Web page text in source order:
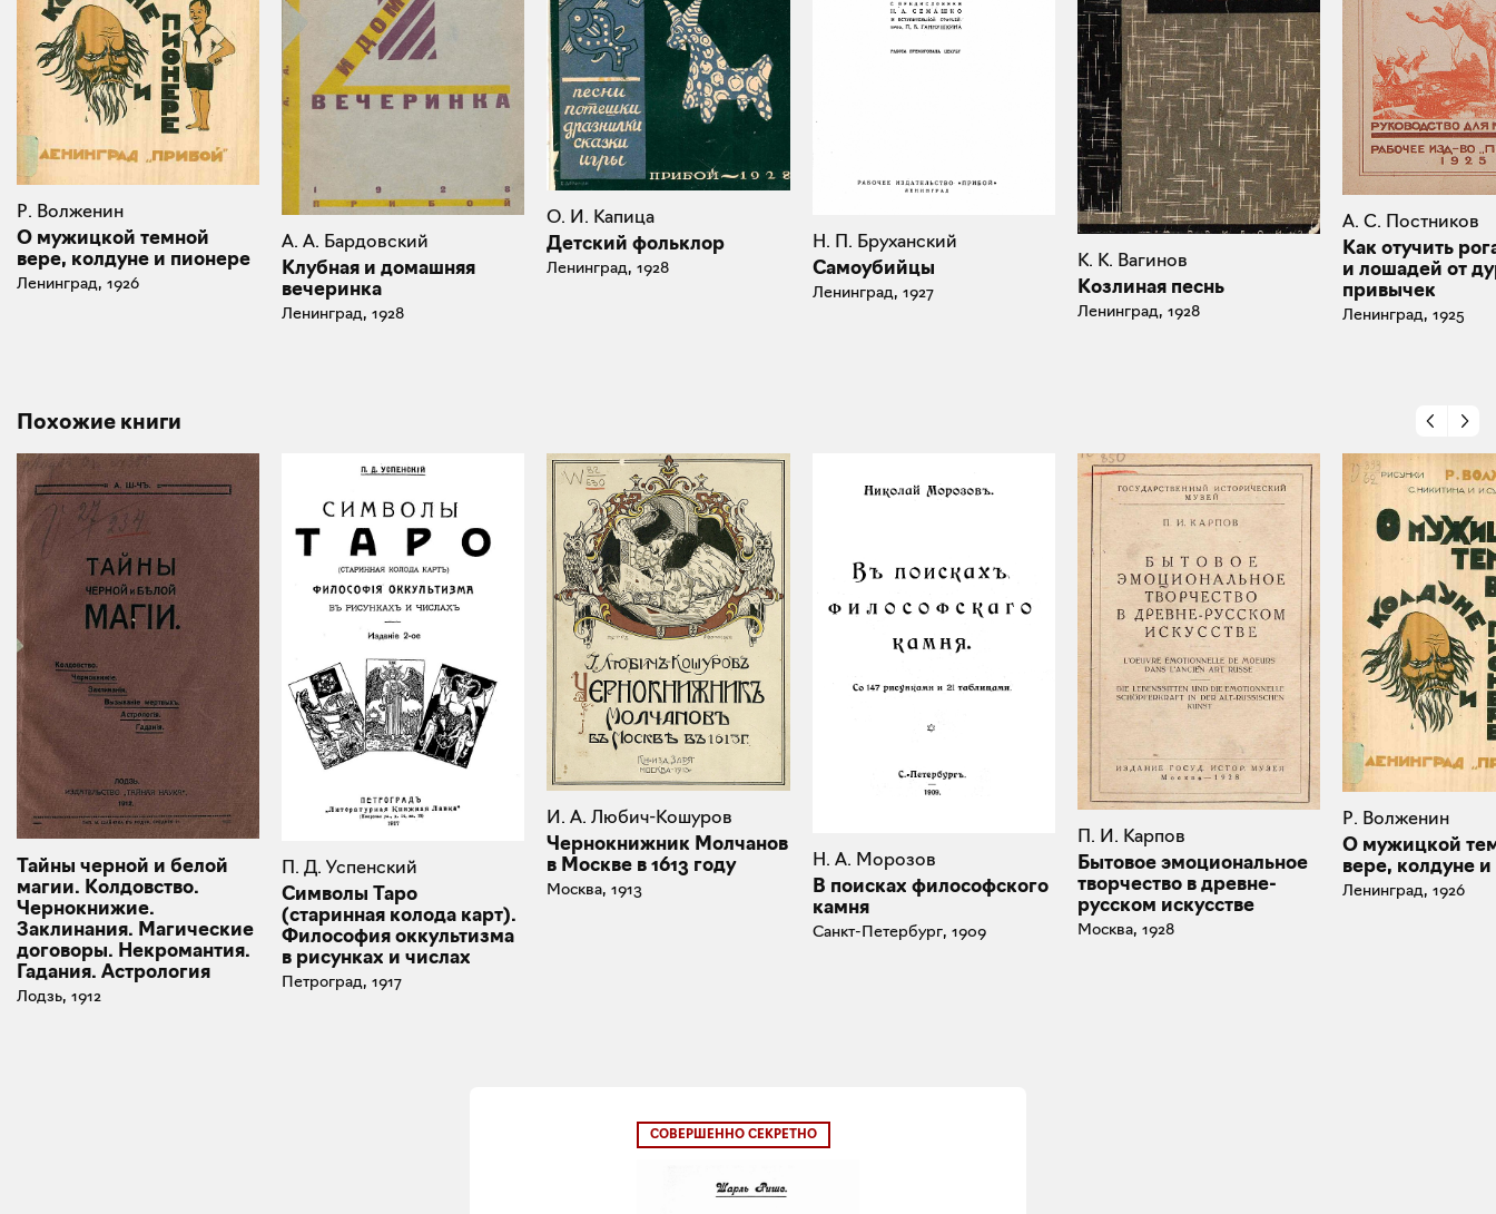
Р. Волженин
О мужицкой темной
вере, колдуне и пионере
Ленинград, 1926
А. А. Бардовский
Клубная и домашняя
вечеринка
Ленинград, 1928
О. И. Капица
Детский фольклор
Ленинград, 1928
Н. П. Бруханский
Самоубийцы
Ленинград, 1927
К. К. Вагинов
Козлиная песнь
Ленинград, 1928
А. С. Постников
Как отучить
и лошадей от
привычек
Ленинград, 1925
Похожие книги
Тайны черной и белой
магии. Колдовство.
Чернокнижие.
Заклинания. Магические
договоры. Некромантия.
Гадания. Астрология
Лодзь, 1912
П. Д. Успенский
Символы Таро
(старинная колода карт).
Философия оккультизма
в рисунках и числах
Петроград, 1917
И. А. Любич-Кошуров
Чернокнижник Молчанов
в Москве в 1613 году
Москва, 1913
Н. А. Морозов
В поисках философского
камня
Санкт-Петербург, 1909
П. И. Карпов
Бытовое эмоциональное
творчество в древне-
русском искусстве
Москва, 1928
Р. Волженин
О мужицкой
вере, колдуне
Ленинград, 1926
СОВЕРШЕННО СЕКРЕТНО